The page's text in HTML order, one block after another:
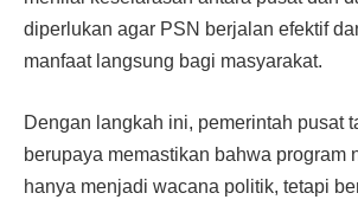
diperlukan agar PSN berjalan efektif
manfaat langsung bagi masyarakat.
Dengan langkah ini, pemerintah pusat
berupaya memastikan bahwa program
hanya menjadi wacana politik, tetapi